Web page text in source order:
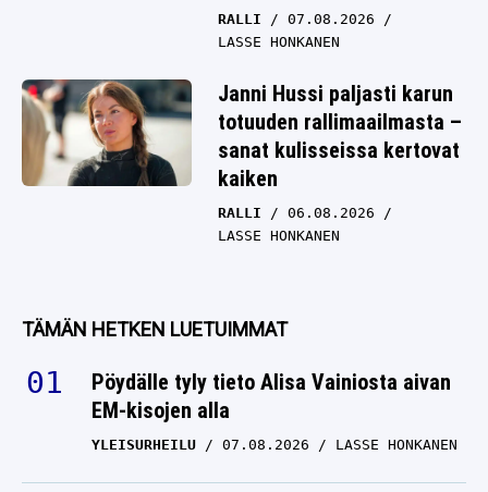
RALLI
07.08.2026
LASSE HONKANEN
Janni Hussi paljasti karun
totuuden rallimaailmasta –
sanat kulisseissa kertovat
kaiken
RALLI
06.08.2026
LASSE HONKANEN
TÄMÄN HETKEN LUETUIMMAT
Pöydälle tyly tieto Alisa Vainiosta aivan
EM-kisojen alla
YLEISURHEILU 07.08.2026 LASSE HONKANEN